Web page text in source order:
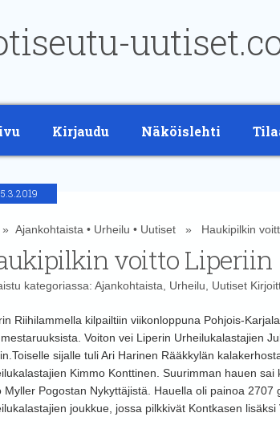
Kirjaudu Näköislehti
Ajankohtaista • Urheilu • Uutiset» Haukipilkin
voitto Liperiin
kategoriassa: Ajankohtaista Urheilu Uutiset
Riihilammella kilpailtiin viikonloppuna Pohjois-
Voiton vei Liperin Urheilukalastajien
Toiselle sijalle tuli Ari Harinen Rääkkylän
Kimmo Konttinen. Suurimman hauen
Myller Pogostan Nykyttäjistä. Hauella oli painoa
joukkue, jossa pilkkivät Kontkasen lisäksi